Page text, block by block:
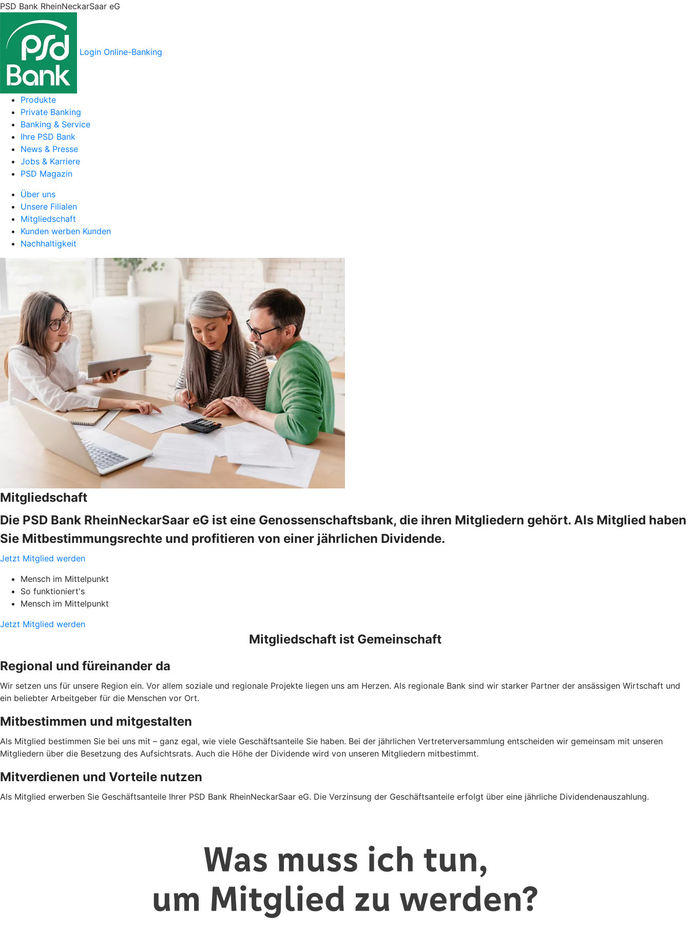
PSD Bank RheinNeckarSaar eG
Login Online-Banking
Produkte
Private Banking
Banking & Service
Ihre PSD Bank
News & Presse
Jobs & Karriere
PSD Magazin
Über uns
Unsere Filialen
Mitgliedschaft
Kunden werben Kunden
Nachhaltigkeit
Mitgliedschaft
Die PSD Bank RheinNeckarSaar eG ist eine Genossenschaftsbank, die ihren Mitgliedern gehört. Als Mitglied haben
Sie Mitbestimmungsrechte und profitieren von einer jährlichen Dividende.
Jetzt Mitglied werden
Mensch im Mittelpunkt
So funktioniert's
Mensch im Mittelpunkt
Jetzt Mitglied werden
Mitgliedschaft ist Gemeinschaft
Regional und füreinander da
Wir setzen uns für unsere Region ein. Vor allem soziale und regionale Projekte liegen uns am Herzen. Als regionale Bank sind wir starker Partner der ansässigen Wirtschaft und
ein beliebter Arbeitgeber für die Menschen vor Ort.
Mitbestimmen und mitgestalten
Als Mitglied bestimmen Sie bei uns mit – ganz egal, wie viele Geschäftsanteile Sie haben. Bei der jährlichen Vertreterversammlung entscheiden wir gemeinsam mit unseren
Mitgliedern über die Besetzung des Aufsichtsrats. Auch die Höhe der Dividende wird von unseren Mitgliedern mitbestimmt.
Mitverdienen und Vorteile nutzen
Als Mitglied erwerben Sie Geschäftsanteile Ihrer PSD Bank RheinNeckarSaar eG. Die Verzinsung der Geschäftsanteile erfolgt über eine jährliche Dividendenauszahlung.